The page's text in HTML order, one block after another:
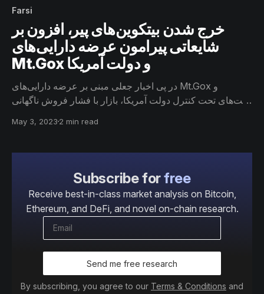
Farsi
خرج شدن بیتکوین‌‌های پیر، افزون بر
شایعاتی پیرامون عرضه دارایی‌های
Mt.Gox و دولت آمریکا
در پی اخبار جعلی مبنی بر عرضه دارایی‌های Mt.Gox و
ولت‌های تحت کنترل دولت آمریکا، بازار با فشار فروش ناگهانی
May 3, 2023 2 min read
Subscribe forfree
Receive best-in-class market analysis on Bitcoin,
Ethereum, and DeFi, and novel on-chain research.
Send me free research
By subscribing, you agree to our Terms & Conditions and